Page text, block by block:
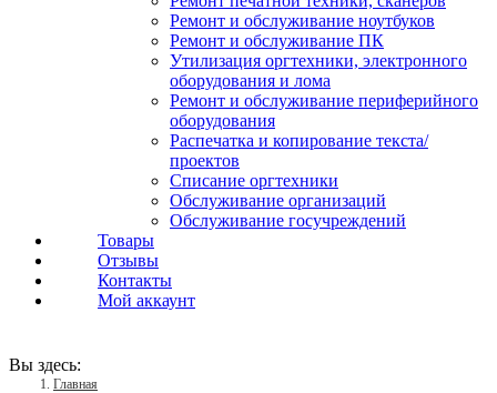
Ремонт и обслуживание ноутбуков
Ремонт и обслуживание ПК
Утилизация оргтехники, электронного
оборудования и лома
Ремонт и обслуживание периферийного
оборудования
Распечатка и копирование текста/
проектов
Списание оргтехники
Обслуживание организаций
Обслуживание госучреждений
Товары
Отзывы
Контакты
Мой аккаунт
Вы здесь:
Главная